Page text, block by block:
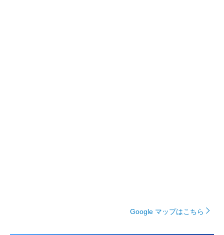
Google マップはこちら